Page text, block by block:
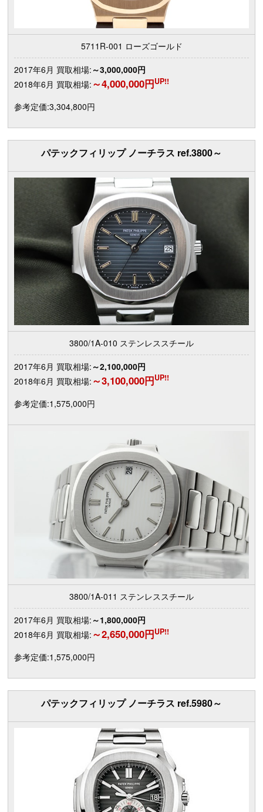
5711R-001 ローズゴールド
2017年6月 買取相場: ～3,000,000円
2018年6月 買取相場: ～4,000,000円UP!!
参考定価:3,304,800円
パテックフィリップ ノーチラス ref.3800～
3800/1A-010 ステンレススチール
2017年6月 買取相場: ～2,100,000円
2018年6月 買取相場: ～3,100,000円UP!!
参考定価:1,575,000円
3800/1A-011 ステンレススチール
2017年6月 買取相場: ～1,800,000円
2018年6月 買取相場: ～2,650,000円UP!!
参考定価:1,575,000円
パテックフィリップ ノーチラス ref.5980～